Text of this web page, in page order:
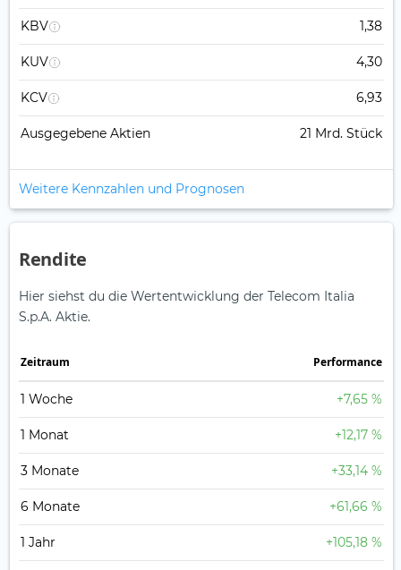
KBV 1,38
KUV 4,30
KCV 6,93
Ausgegebene Aktien 21 Mrd. Stück
Weitere Kennzahlen und Prognosen
Rendite
Hier siehst du die Wertentwicklung der Telecom Italia
S.p.A. Aktie.
Zeitraum Perfor­mance
1 Woche +7,65 %
1 Monat +12,17 %
3 Monate +33,14 %
6 Monate +61,66 %
1 Jahr +105,18 %